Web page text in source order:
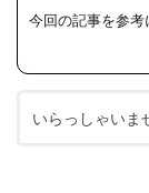
今回の記事を参考
いらっしゃいま